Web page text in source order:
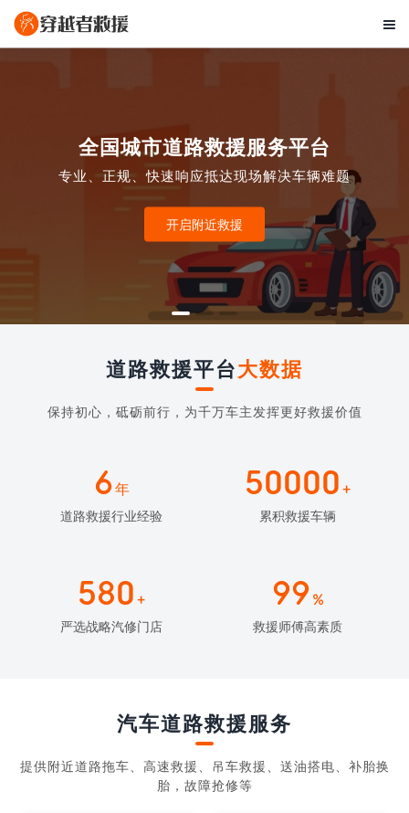

全国城市道路救援服务平台
专业、正规、快速响应抵达现场解决车辆难题
开启附近救援
道路救援平台大数据
保持初心，砥砺前行，为千万车主发挥更好救援价值
6年
道路救援行业经验
50000 +
累积救援车辆
580 +
严选战略汽修门店
99 %
救援师傅高素质
汽车道路救援服务
提供附近道路拖车、高速救援、吊车救援、送油搭电、补胎换
胎，故障抢修等